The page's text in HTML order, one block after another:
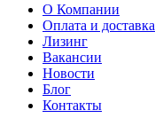
О Компании
Оплата и доставка
Лизинг
Вакансии
Новости
Блог
Контакты